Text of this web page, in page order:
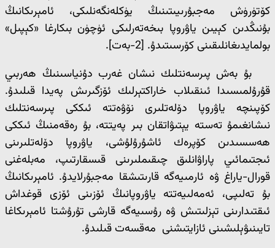
كۆتۈرۈش مەجبۇرىيىتىنىڭ يۈكلەنگەنلىكى، ئامېرىكانىڭ
بۇنىڭدىن كېيىن ياۋروپا بىخەتەرلىكى ئۈچۈن بىكارغا «كېپىل»
بولمايدىغانلىقىنى كۆرسىتىدۇ. [2-بەت].
بۇ بەش پىرسەنتلىك نىشان غەرب دۇنياسىنىڭ ھەربىي
قۇرۇلمىسىدا ئىنقىلاب خاراكتېرلىك ئۆزگىرىش پەيدا قىلىدۇ.
كۆپىنچە ياۋروپا دۆلەتلىرى نۆۋەتتە ئىككى پىرسەنتلىك
نىشانغىمۇ تەستە يېتىۋاتقان بىر پەيتتە، بۇ رەقەمنىڭ ئىككى
ھەسسىدىن كۆپرەك ئاشۇرۇلۇشى، ياۋروپا دۆلەتلىرىنى
ئىجتىمائىي پاراۋانلىق چىقىملىرىنى قىسقارتىپ، مەبلەغنى
قورال-ياراغ ۋە ئارمىيەگە قارىتىشقا مەجبۇرلايدۇ. ئامېرىكانىڭ
بۇ تەلىپى، ئەمەلىيەتتە ياۋروپانىڭ ئۆزىنى ئۆزى قوغداش
ئىقتىدارىنى تېزلىتىش ۋە رۇسىيەگە قارشى تۇرۇشتا ئامېرىكاغا
تايىنىۋېلىشىنى ئازايتىشنى مەقسەت قىلىدۇ.